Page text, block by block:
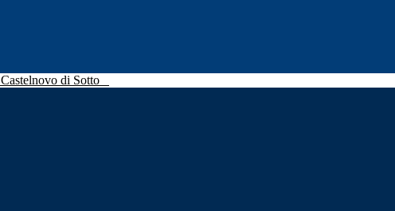
Castelnovo di Sotto